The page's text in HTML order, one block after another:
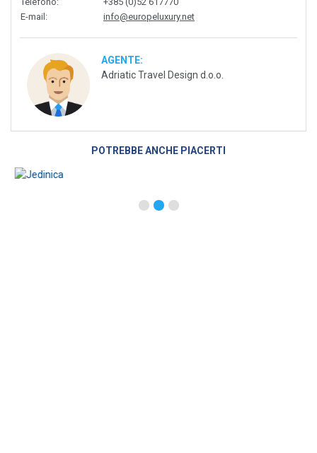
E-mail : info@europeluxury.net
AGENTE:
Adriatic Travel Design d.o.o.
POTREBBE ANCHE PIACERTI